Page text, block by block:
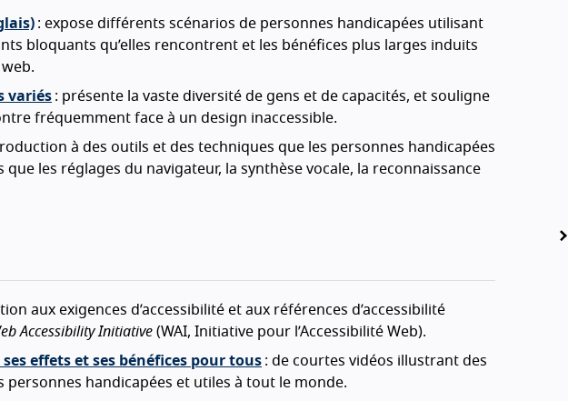
: expose différents scénarios de personnes handicapées utilisant
bloquants qu’elles rencontrent et les bénéfices plus larges induits
variés : présente la vaste diversité de gens et de capacités, et souligne
fréquemment face à un design inaccessible.
à des outils et des techniques que les personnes handicapées
les réglages du navigateur, la synthèse vocale, la reconnaissance
aux exigences d’accessibilité et aux références d’accessibilité
Accessibility Initiative (WAI, Initiative pour l’Accessibilité Web).
effets et ses bénéfices pour tous : de courtes vidéos illustrant des
personnes handicapées et utiles à tout le monde.